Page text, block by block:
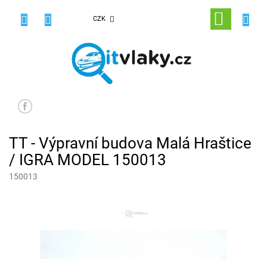
CZK
NÁKUPNÍ
KOŠÍK
TT - Výpravní budova Malá Hraštice
/ IGRA MODEL 150013
150013